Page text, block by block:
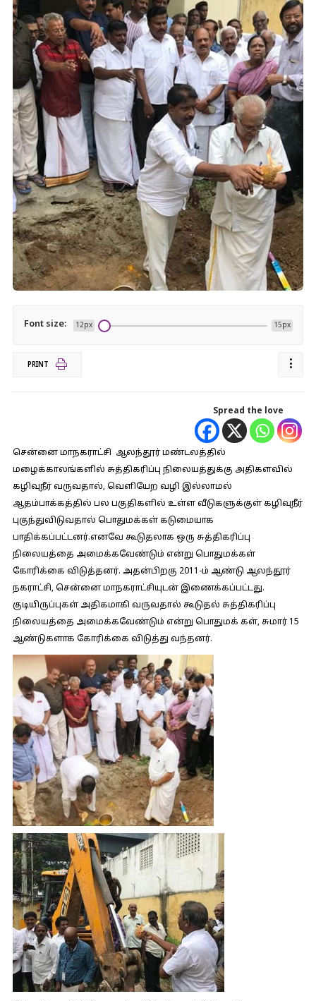
Font size: 12px 15px
PRINT
Spread the love
சென்னை மாநகராட்சி ஆலந்தூர் மண்டலத்தில்
மழைக்காலங்களில் சுத்திகரிப்பு நிலையத்துக்கு அதிகளவில்
கழிவுநீர் வருவதால், வெளியேற வழி இல்லாமல்
ஆதம்பாக்கத்தில் பல பகுதிகளில் உள்ள வீடுகளுக்குள் கழிவுநீர்
புகுந்துவிடுவதால் பொதுமக்கள் கடுமையாக
பாதிக்கப்பட்டனர்.எனவே கூடுதலாக ஒரு சுத்திகரிப்பு
நிலையத்தை அமைக்கவேண்டும் என்று பொதுமக்கள்
கோரிக்கை விடுத்தனர். அதன்பிறகு 2011-ம் ஆண்டு ஆலந்தூர்
நகராட்சி, சென்னை மாநகராட்சியுடன் இணைக்கப்பட்டது.
குடியிருப்புகள் அதிகமாகி வருவதால் கூடுதல் சுத்திகரிப்பு
நிலையத்தை அமைக்கவேண்டும் என்று பொதுமக் கள், சுமார் 15
ஆண்டுகளாக கோரிக்கை விடுத்து வந்தனர்.